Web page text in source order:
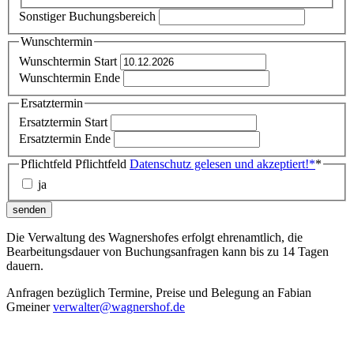
Sonstiger Buchungsbereich
Wunschtermin
Wunschtermin Start
Wunschtermin Ende
Ersatztermin
Ersatztermin Start
Ersatztermin Ende
Pflichtfeld Pflichtfeld Datenschutz gelesen und akzeptiert!**
ja
senden
Die Verwaltung des Wagnershofes erfolgt ehrenamtlich, die
Bearbeitungsdauer von Buchungsanfragen kann bis zu 14 Tagen
dauern.
Anfragen bezüglich Termine, Preise und Belegung an Fabian
Gmeinerverwalter@wagnershof.de